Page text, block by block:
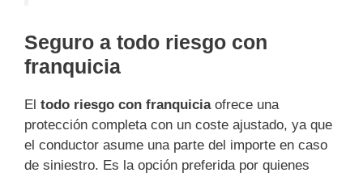
Seguro a todo riesgo con
franquicia
El todo riesgo con franquiciaofrece una
protección completa con un coste ajustado, ya que
el conductor asume una parte del importe en caso
de siniestro. Es la opción preferida por quienes